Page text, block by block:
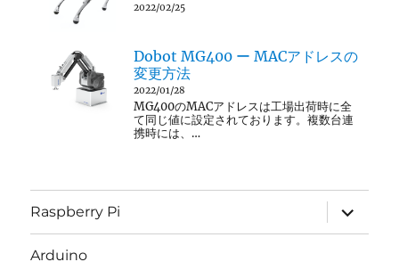
2022/02/25
Dobot MG400 ー MACアドレスの
変更方法
2022/01/28
MG400のMACアドレスは工場出荷時に全
て同じ値に設定されております。複数台連
携時には、…
Raspberry Pi
サ
ブ
メ
Arduino